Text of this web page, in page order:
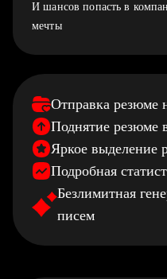
И шансов попасть в
мечты
Отправка резюме
Поднятие резюме
Яркое выделение
Подробная
Безлимитная
писем